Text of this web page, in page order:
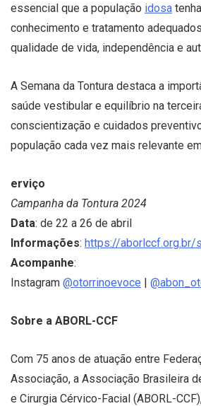
essencial que a população idosa
conhecimento e tratamento
qualidade de vida, independência e
A Semana da Tontura destaca a
saúde vestibular e equilíbrio na
conscientização e cuidados
população cada vez mais relevante
erviço
Campanha da Tontura 2024
Data: de 22 a 26 de abril
Informações: https://aborlccf.org.br/
Acompanhe:
Instagram @otorrinoevoce |
Sobre a ABORL-CCF
Com 75 anos de atuação entre
Associação, a Associação Brasileira
e Cirurgia Cérvico-Facial (ABORL-